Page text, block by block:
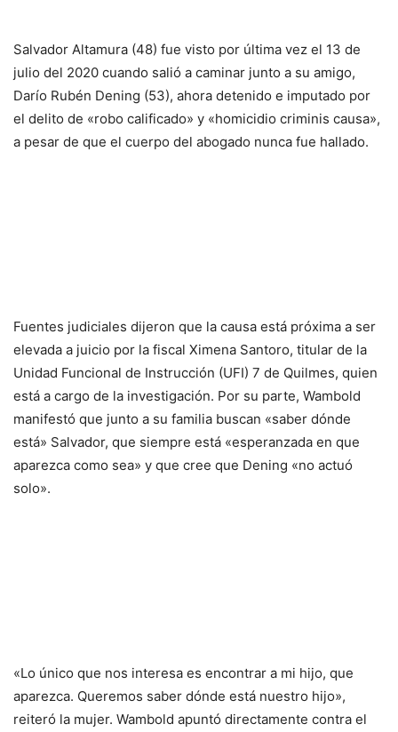
Salvador Altamura (48) fue visto por última vez el 13 de
julio del 2020 cuando salió a caminar junto a su amigo,
Darío Rubén Dening (53), ahora detenido e imputado por
el delito de «robo calificado» y «homicidio criminis causa»,
a pesar de que el cuerpo del abogado nunca fue hallado.
Fuentes judiciales dijeron que la causa está próxima a ser
elevada a juicio por la fiscal Ximena Santoro, titular de la
Unidad Funcional de Instrucción (UFI) 7 de Quilmes, quien
está a cargo de la investigación. Por su parte, Wambold
manifestó que junto a su familia buscan «saber dónde
está» Salvador, que siempre está «esperanzada en que
aparezca como sea» y que cree que Dening «no actuó
solo».
«Lo único que nos interesa es encontrar a mi hijo, que
aparezca. Queremos saber dónde está nuestro hijo»,
reiteró la mujer. Wambold apuntó directamente contra el